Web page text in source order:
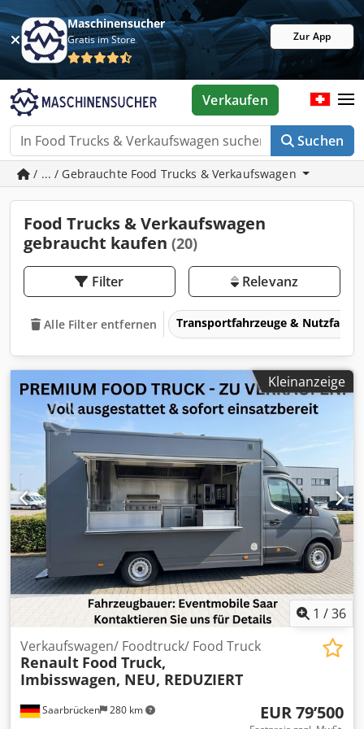
Maschinensucher
Gratis im Store Zur App
Suchen
Verkaufen
/ ... / Gebrauchte Food Trucks & Verkaufswagen
Food Trucks & Verkaufswagen
gebraucht kaufen (20)
Filter Relevanz
Alle Filter entfernen Transportfahrzeuge &
Kleinanzeige
1 /36
Saarbrücken 280 km
Verkaufswagen/ Foodtruck/ Food Truck
Renault Food Truck,
Imbisswagen, NEU, REDUZIERT
EUR 79’500